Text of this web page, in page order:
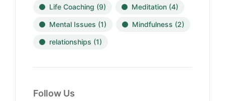
Life Coaching (9) Meditation (4)
Mental Issues (1) Mindfulness (2)
relationships (1)
Follow Us